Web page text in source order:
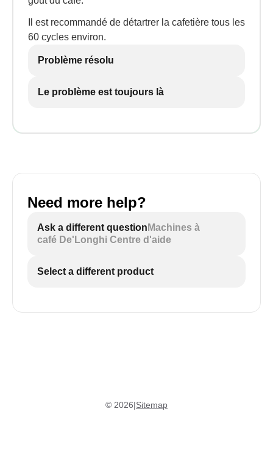
Il est recommandé de détartrer la cafetière tous les
60 cycles environ.
Problème résolu
Le problème est toujours là
Need more help?
Ask a different question Machines à
café De'Longhi Centre d'aide
Select a different product
© 2026|Sitemap